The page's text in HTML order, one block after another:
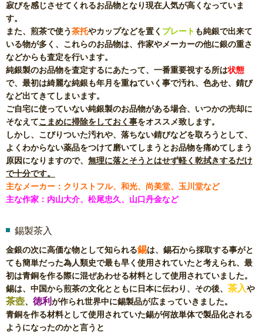
寂びを感じさせてくれるお品物となり現在人気が高くなっていま
す。
また、煎茶で使う茶托やカップなどを置く プレート も純銀で出来て
いる物が多く、これらのお品物は、作家やメーカーの他に銀の重さ
などからも査定を行います。
純銀製のお品物を査定するにあたって、一番重要視する所は状態
で、最初は綺麗な純銀も年月を重ねていく事で汚れ、色あせ、錆び
など出てきてしまいます。
ご自宅に使っていない純銀製のお品物がある場合、いつかの売却に
そなえてこまめに掃除をしておく事をオススメ致します。
しかし、こびりついた汚れや、落ちない錆びなどを取ろうとして、
よくわからない薬品をつけて磨いてしまうとお品物を痛めてしまう
原因になりますので、 無理に落とそうとはせず軽く乾拭きするだけ
で十分です。
主なメーカー：クリストフル、和光、尚美堂、玉川堂など
主な作家：内山大介、松尾忠久、山口丹金など
錫製茶入
金銀の次に高価な物として知られる錫は、錫石から採取する事がと
ても簡単だった為人類史で最も早く使用されていたと考えられ、最
初は青銅を作る際に混ぜあわせる材料として使用されていました。
錫は、中国から煎茶の文化とともに日本に伝わり、その後、 茶入や
茶壺、 徳利が作られ世界中に錫製品が広まっていきました。
青銅を作る材料として使用されていた錫が何故単体で製品化される
ようになったのかと言うと